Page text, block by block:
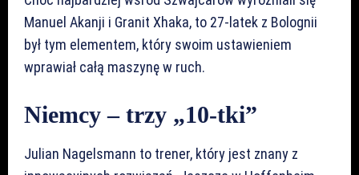
Manuel Akanji i Granit Xhaka, to 27-latek z Bolognii
był tym elementem, który swoim ustawieniem
wprawiał całą maszynę w ruch.
Niemcy – trzy „10-tki”
Julian Nagelsmann to trener, który jest znany z